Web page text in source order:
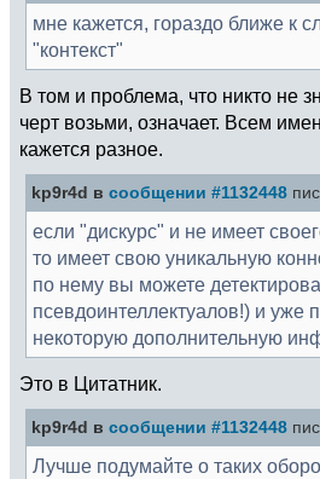
мне кажется, гораздо ближе к
"контекст"
В том и проблема, что никто не
черт возьми, означает. Всем
кажется разное.
kp9r4d в сообщении #1132448
если "дискурс" и не имеет
то имеет свою уникальную
по нему вы можете
псевдоинтеллектуалов!) и уже
некоторую дополнительную
Это в Цитатник.
kp9r4d в сообщении #1132448
Лучше подумайте о таких